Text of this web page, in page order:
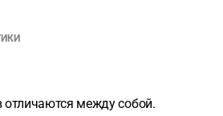
между собой.